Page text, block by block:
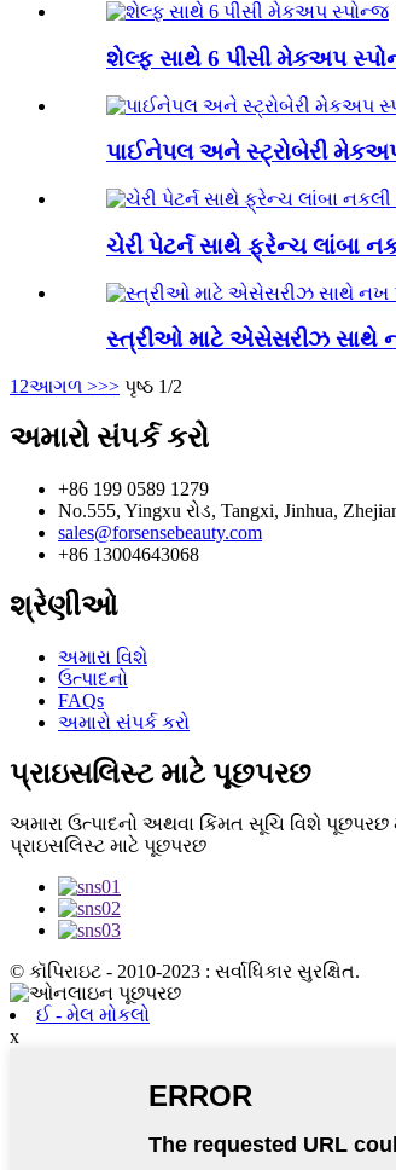
શેલ્ફ સાથે 6 પીસી મેકઅપ
પાઈનેપલ અને સ્ટ્રોબેરી
ચેરી પેટર્ન સાથે ફ્રેન્ચ લાંબા
સ્ત્રીઓ માટે એસેસરીઝ સાથે
1 2આગળ >>> પૃષ્ઠ 1/2
અમારો સંપર્ક કરો
+86 199 0589 1279
No.555, Yingxu રોડ, Tangxi, Jinhua,
sales@forsensebeauty.com
+86 13004643068
શ્રેણીઓ
અમારા વિશે
ઉત્પાદનો
FAQs
અમારો સંપર્ક કરો
પ્રાઇસલિસ્ટ માટે પૂછપરછ
અમારા ઉત્પાદનો અથવા કિંમત સૂચિ વિશે
પ્રાઇસલિસ્ટ માટે પૂછપરછ
© કૉપિરાઇટ - 2010-2023 : સર્વાધિકાર સુરક્ષિત.
ઈ - મેલ મોકલો
x